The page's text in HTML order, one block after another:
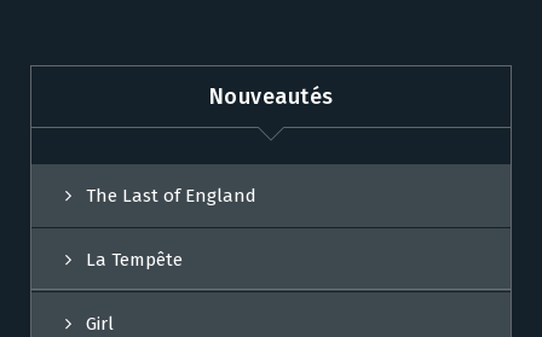
Nouveautés
The Last of England
La Tempête
Girl